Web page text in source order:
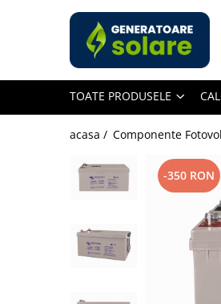
Toate Produsele
Cauta dupa capacitate
Intre 1000-2000W
Intre 2000-3000W
Cauta dupa marca
TOATE PRODUSELE
acasa / Componente
-350 RON